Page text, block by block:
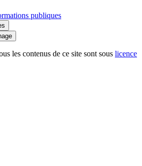
publiques
les contenus de ce site sont sous licence